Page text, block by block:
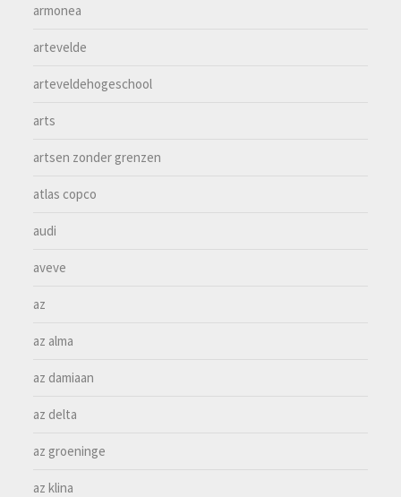
armonea
artevelde
arteveldehogeschool
arts
artsen zonder grenzen
atlas copco
audi
aveve
az
az alma
az damiaan
az delta
az groeninge
az klina